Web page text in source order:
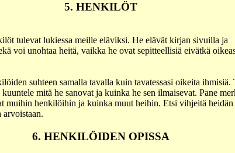
5. HENKILÖT
tulevat lukiessa meille eläviksi. He elävät kirjan sivuilla ja
voi unohtaa heitä, vaikka he ovat sepitteellisiä eivätkä
suhteen samalla tavalla kuin tavatessasi oikeita ihmisiä.
mitä he sanovat ja kuinka he sen ilmaisevat. Pane
muihin henkilöihin ja kuinka muut heihin. Etsi vihjeitä heidän
arvoistaan.
6. HENKILÖIDEN OPISSA